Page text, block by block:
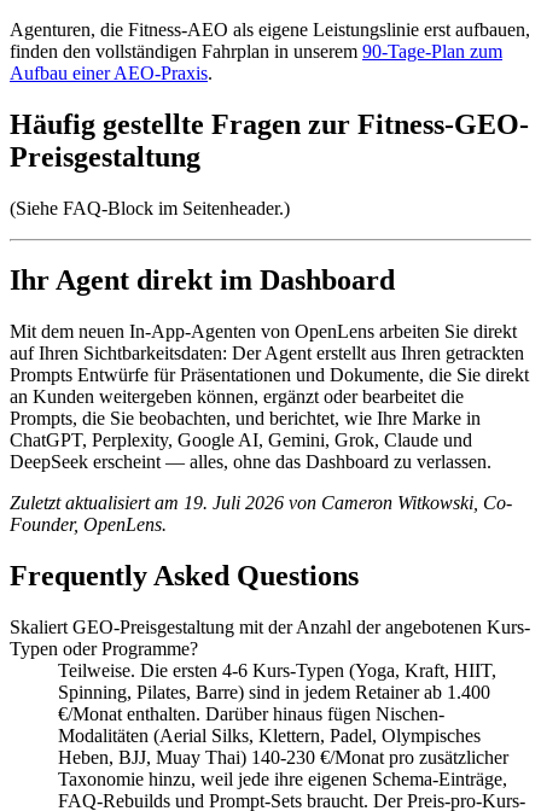
Agenturen, die Fitness-AEO als eigene Leistungslinie erst aufbauen,
finden den vollständigen Fahrplan in unserem 90-Tage-Plan zum
Aufbau einer AEO-Praxis.
Häufig gestellte Fragen zur Fitness-GEO-
Preisgestaltung
(Siehe FAQ-Block im Seitenheader.)
Ihr Agent direkt im Dashboard
Mit dem neuen In-App-Agenten von OpenLens arbeiten Sie direkt
auf Ihren Sichtbarkeitsdaten: Der Agent erstellt aus Ihren getrackten
Prompts Entwürfe für Präsentationen und Dokumente, die Sie direkt
an Kunden weitergeben können, ergänzt oder bearbeitet die
Prompts, die Sie beobachten, und berichtet, wie Ihre Marke in
ChatGPT, Perplexity, Google AI, Gemini, Grok, Claude und
DeepSeek erscheint — alles, ohne das Dashboard zu verlassen.
Zuletzt aktualisiert am 19. Juli 2026 von Cameron Witkowski, Co-
Founder, OpenLens.
Frequently Asked Questions
Skaliert GEO-Preisgestaltung mit der Anzahl der angebotenen Kurs-
Typen oder Programme?
Teilweise. Die ersten 4-6 Kurs-Typen (Yoga, Kraft, HIIT,
Spinning, Pilates, Barre) sind in jedem Retainer ab 1.400
€/Monat enthalten. Darüber hinaus fügen Nischen-
Modalitäten (Aerial Silks, Klettern, Padel, Olympisches
Heben, BJJ, Muay Thai) 140-230 €/Monat pro zusätzlicher
Taxonomie hinzu, weil jede ihre eigenen Schema-Einträge,
FAQ-Rebuilds und Prompt-Sets braucht. Der Preis-pro-Kurs-